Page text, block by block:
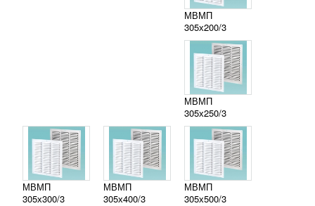
МВМП
305х200/3
МВМП
305х250/3
МВМП
305х300/3
МВМП
305х400/3
МВМП
305х500/3